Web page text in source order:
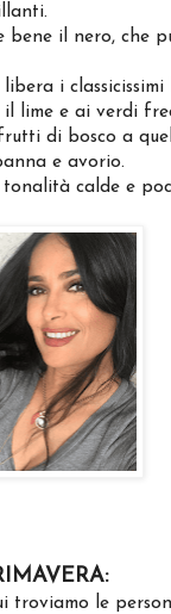
bene il nero,
i
il lime e ai verdi
di bosco a
e avorio.
tonalità calde e
troviamo le